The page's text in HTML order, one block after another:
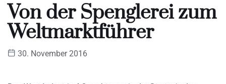
Von der Spenglerei zum
Weltmarktführer
30. November 2016